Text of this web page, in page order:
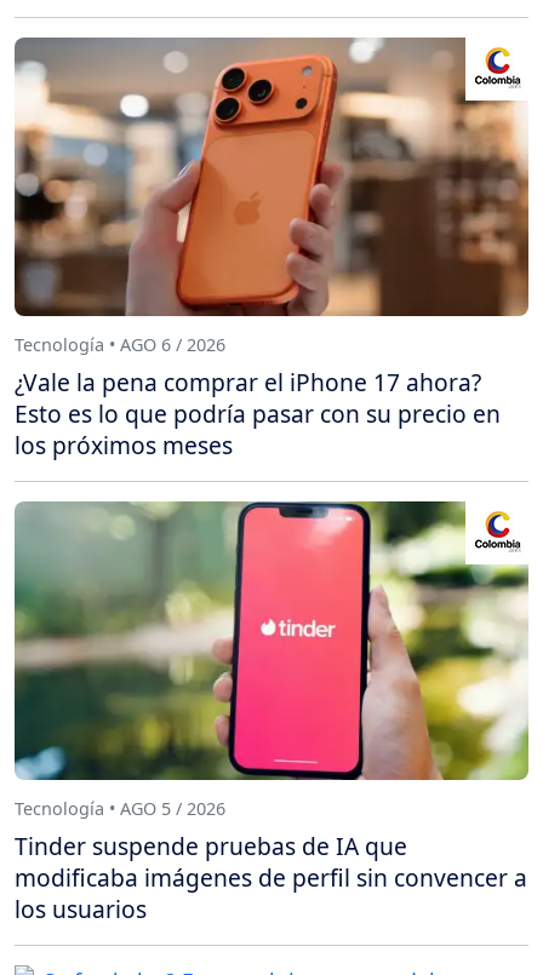
Tecnología • AGO 6 / 2026
¿Vale la pena comprar el iPhone 17 ahora?
Esto es lo que podría pasar con su precio en
los próximos meses
Tecnología • AGO 5 / 2026
Tinder suspende pruebas de IA que
modificaba imágenes de perfil sin convencer a
los usuarios